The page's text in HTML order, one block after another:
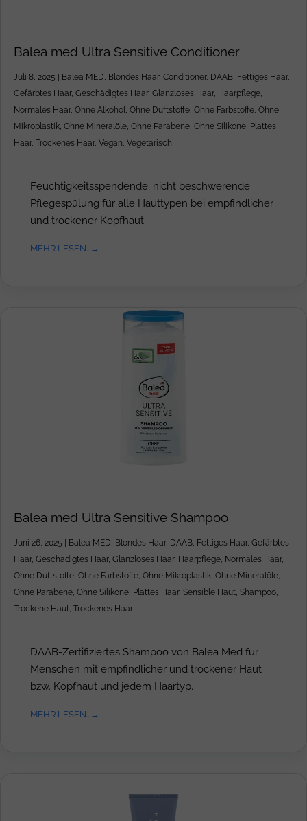
Balea med Ultra Sensitive Conditioner
Juli 8, 2025 | Balea MED Blondes Haar, Conditioner, DAAB Fettiges Haar,
Gefärbtes Haar, Geschädigtes Haar, Glanzloses Haar, Haarpflege
Normales Haar, Ohne Alkohol Ohne Duftstoffe Ohne Farbstoffe Ohne
Mikroplastik Ohne Mineralöle Ohne Parabene Ohne Silikone Plattes
Haar, Trockenes Haar, Vegan Vegetarisch
Feuchtigkeitsspendende, nicht beschwerende
Pflegespülung für alle Hauttypen bei empfindlicher
und trockener Kopfhaut.
MEHR LESEN...
Balea med Ultra Sensitive Shampoo
Juni 26, 2025 | Balea MED, Blondes Haar, DAAB, Fettiges Haar, Gefärbtes
Haar, Geschädigtes Haar, Glanzloses Haar, Haarpflege, Normales Haar,
Ohne Duftstoffe, Ohne Farbstoffe, Ohne Mikroplastik, Ohne Mineralöle,
Ohne Parabene, Ohne Silikone, Plattes Haar, Sensible Haut, Shampoo,
Trockene Haut, Trockenes Haar
DAAB-Zertifiziertes Shampoo von Balea Med für
Menschen mit empfindlicher und trockener Haut
bzw. Kopfhaut und jedem Haartyp.
MEHR LESEN...